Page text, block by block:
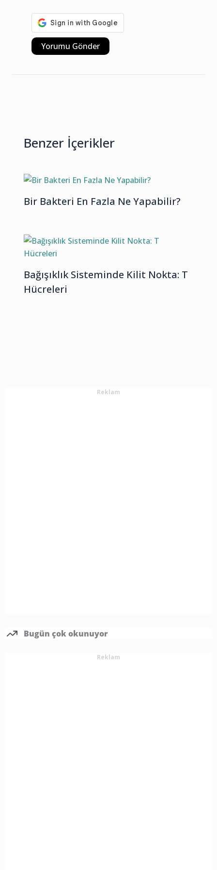
Benzer İçerikler
Bir Bakteri En Fazla Ne Yapabilir?
Bağışıklık Sisteminde Kilit Nokta: T
Hücreleri
Reklam
Bugün çok okunuyor
Reklam